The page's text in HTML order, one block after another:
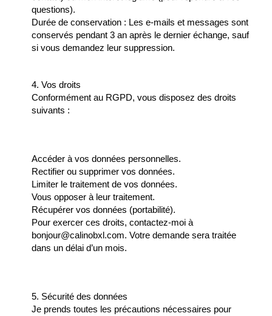
questions).
Durée de conservation : Les e-mails et messages sont
conservés pendant 3 an après le dernier échange, sauf
si vous demandez leur suppression.
4. Vos droits
Conformément au RGPD, vous disposez des droits
suivants :
Accéder à vos données personnelles.
Rectifier ou supprimer vos données.
Limiter le traitement de vos données.
Vous opposer à leur traitement.
Récupérer vos données (portabilité).
Pour exercer ces droits, contactez-moi à
bonjour@calinobxl.com. Votre demande sera traitée
dans un délai d’un mois.
5. Sécurité des données
Je prends toutes les précautions nécessaires pour